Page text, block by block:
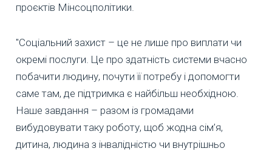
проєктів Мінсоцполітики.
"Соціальний захист – це не лише про виплати чи
окремі послуги. Це про здатність системи вчасно
побачити людину, почути її потребу і допомогти
саме там, де підтримка є найбільш необхідною.
Наше завдання – разом із громадами
вибудовувати таку роботу, щоб жодна сім’я,
дитина, людина з інвалідністю чи внутрішньо